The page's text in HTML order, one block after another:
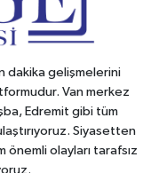
dakika gelişmelerini
Van merkez
Edremit gibi tüm
Siyasetten
olayları tarafsız